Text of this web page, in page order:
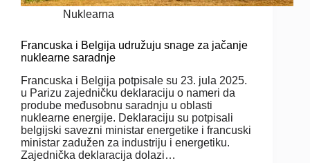
Nuklearna
Francuska i Belgija udružuju snage za jačanje
nuklearne saradnje
Francuska i Belgija potpisale su 23. jula 2025.
u Parizu zajedničku deklaraciju o nameri da
prodube međusobnu saradnju u oblasti
nuklearne energije. Deklaraciju su potpisali
belgijski savezni ministar energetike i francuski
ministar zadužen za industriju i energetiku.
Zajednička deklaracija dolazi…